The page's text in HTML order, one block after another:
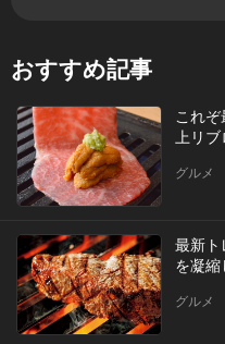
おすすめ記事
これ
上リブ
グルメ
最新ト
を凝
グルメ